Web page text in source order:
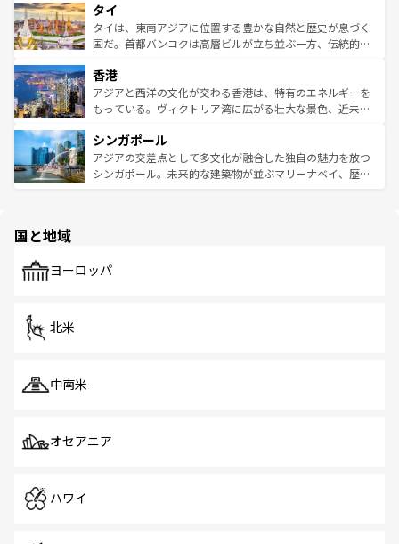
リティに包まれながら、韓国の多彩な魅力を心ゆくまで味
わってみてほしい。 なお、新着の韓国情報はコンテンツ一
覧を参照してほしい。
急速な発展と共に伝統が息づく。ハノイの古い町並みやホ
ーチミン市のフランス統治時代の建物も、独特の雰囲気を
醸し出している。また、バラエティの豊かさとおいしさで
とつ。フォーやバインミー、ベトナムコーヒーなどは、ぜ
ひ現地で味わいたい。どの地域を訪れてもあたたかい人々
が旅行者を迎えてくれるので、きっと忘れられない旅にな
参照してほしい。
タイ
タイは、東南アジアに位置する豊かな自然と歴史が息づく
国だ。首都バンコクは高層ビルが立ち並ぶ一方、伝統的な
の活気が交差している。北部ではチェンマイなどの山岳地
帯で自然と触れ合い、南部ではプーケットやクラビの美し
いビーチでリゾート気分を楽しむことができる。タイ料理
激する。気候は一年中温暖で、どの季節にも異なる楽しみ
が待っている。親しみやすいタイの人々、仏教を中心とし
た文化、そして多様な観光資源が、訪れる旅人を魅了し続
香港
アジアと西洋の文化が交わる香港は、特有のエネルギーを
もっている。ヴィクトリア湾に広がる壮大な景色、近未来
み、どこを訪れても感動するはず。観光スポットが密集し
ており、効率よく見どころを回れるのも魅力。息をのむよ
うな絶景から文化的な体験まで、香港を存分に楽しみ尽く
シンガポール
アジアの交差点として多文化が融合した独自の魅力を放つ
シンガポール。未来的な建築物が並ぶマリーナベイ、歴史
で、ホーカーズは地元の風情を楽しめる外せないスポット
国と地域
ヨーロッパ
北米
中南米
オセアニア
ハワイ